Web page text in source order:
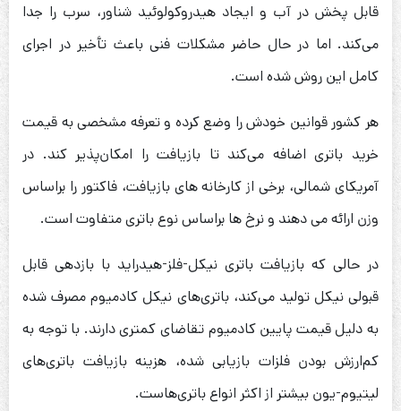
قابل پخش در آب و ایجاد هیدروکولوئید شناور، سرب را جدا
می‌کند. اما در حال حاضر مشکلات فنی باعث تأخیر در اجرای
کامل این روش شده است.
هر کشور قوانین خودش را وضع کرده و تعرفه مشخصی به قیمت
خرید باتری اضافه می‌کند تا بازیافت را امکان‌پذیر کند. در
آمریکای شمالی، برخی از کارخانه های بازیافت، فاکتور را براساس
وزن ارائه می دهند و نرخ ها براساس نوع باتری متفاوت است.
در حالی که بازیافت باتری نیکل-فلز-هیدراید با بازدهی قابل
قبولی نیکل تولید می‌کند، باتری‌های نیکل کادمیوم مصرف شده
به دلیل قیمت پایین کادمیوم تقاضای کمتری دارند. با توجه به
کم‌ارزش بودن فلزات بازیابی شده، هزینه بازیافت باتری‌های
لیتیوم-یون بیشتر از اکثر انواع باتری‌هاست.